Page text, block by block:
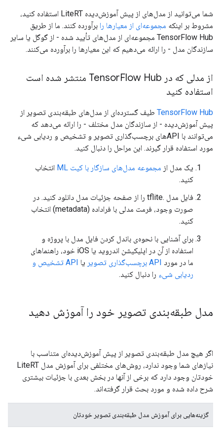
شما می‌توانید از مدل‌های از پیش آموزش‌دیده LiteRT استفاده کنید،
مشروط بر اینکه مجموعه‌ای از معیارها را برآورده کنند. ما از طریق
TensorFlow Hub مجموعه‌ای از مدل‌های تأیید شده - از گوگل یا سایر
سازندگان مدل - را ارائه می‌دهیم که این معیارها را برآورده می‌کنند.
از مدلی که در Tensor
Flow Hub منتشر شده است
استفاده کنید
TensorFlow Hub طیف گسترده‌ای از مدل‌های طبقه‌بندی تصویر از
پیش آموزش‌دیده - از سازندگان مدل مختلف - را ارائه می‌دهد که
می‌توانند با APIهای برچسب‌گذاری تصویر و تشخیص و ردیابی شیء
مورد استفاده قرار گیرند. این مراحل را دنبال کنید.
یک مدل از مجموعه مدل‌های سازگار با کیت ML
انتخاب
کنید.
فایل مدل .tflite را از صفحه جزئیات مدل دانلود کنید. در
صورت وجود، فرمت مدلی با فراداده (metadata) انتخاب
کنید.
برای آشنایی با نحوه‌ی باندل کردن فایل مدل با پروژه و
استفاده از آن در اپلیکیشن اندروید یا iOS خود، راهنماهای
ما در مورد API برچسب‌گذاری تصویر یا
API تشخیص و
ردیابی شیء را دنبال کنید.
مدل طبقه‌بندی تصویر خود را آموزش دهید
اگر هیچ مدل طبقه‌بندی تصویر از پیش آموزش‌دیده‌ای متناسب با
نیازهای شما وجود ندارد، روش‌های مختلفی برای آموزش مدل LiteRT
خودتان وجود دارد که برخی از آنها در بخش بعدی با جزئیات بیشتری
شرح داده شده و مورد بحث قرار گرفته‌اند.
گزینه‌هایی برای آموزش مدل طبقه‌بندی تصویر خودتان